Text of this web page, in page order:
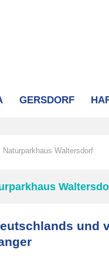
GERSDORF
Naturparkhaus Waltersdorf
und